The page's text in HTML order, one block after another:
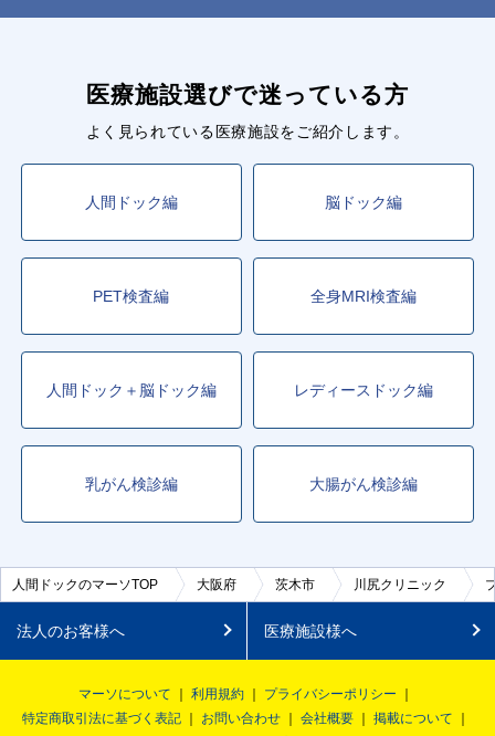
医療施設選びで迷っている方
よく見られている医療施設をご紹介します。
人間ドック編 脳ドック編
PET検査編 全身MRI検査編
人間ドック＋脳ドック編 レディースドック編
乳がん検診編 大腸がん検診編
人間ドックのマーソTOP 大阪府 茨木市 川尻クリニック
法人のお客様へ 医療施設様へ
マーソについて 利用規約
プライバシーポリシー
特定商取引法に基づく表記
お問い合わせ 会社概要
掲載について